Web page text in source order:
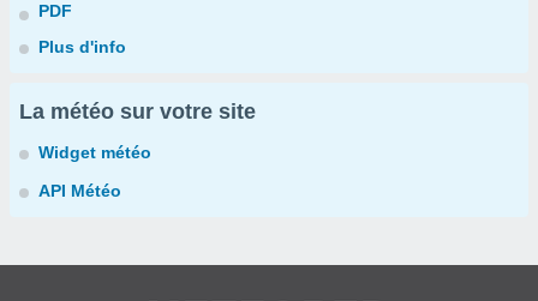
PDF
Plus d'info
La météo sur votre site
Widget météo
API Météo